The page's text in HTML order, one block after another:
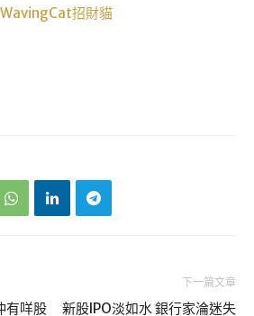
WavingCat招財貓
有咩股
下一篇文章
新股IPO淡如水 銀行家淪迷失